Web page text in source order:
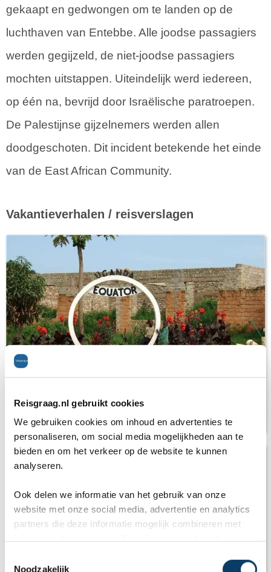
Reisgraag.nl gebruikt cookies
We gebruiken cookies om inhoud en advertenties te
personaliseren, om social media mogelijkheden aan te
bieden en om het verkeer op de website te kunnen
analyseren.
Ook delen we informatie van het gebruik van onze
website met onze social media, advertentie en analytics
partners die deze informatie mogelijk combineren met
Noodzakelijk
gekaapt en gedwongen om te landen op de
luchthaven van Entebbe. Alle joodse passagiers
werden gegijzeld, de niet-joodse passagiers
mochten uitstappen. Uiteindelijk werd iedereen,
op één na, bevrijd door Israëlische paratroepen.
De Palestijnse gijzelnemers werden allen
doodgeschoten. Dit incident betekende het einde
van de East African Community.
Vakantieverhalen / reisverslagen
Verplegen in Uganda